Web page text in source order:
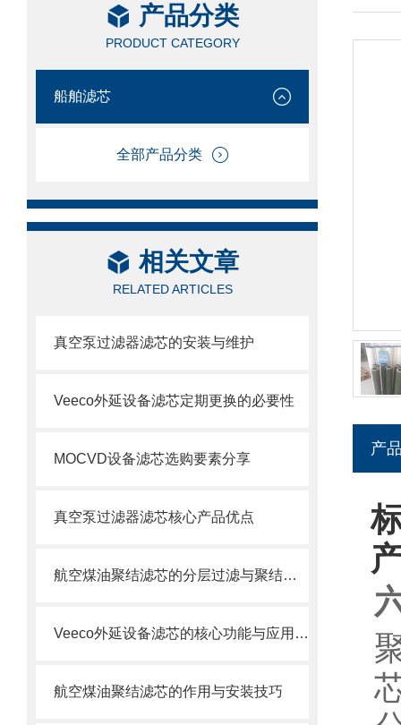
产品分类
PRODUCT CATEGORY
船舶滤芯
全部产品分类
相关文章
RELATED ARTICLES
真空泵过滤器滤芯的安装与维护
Veeco外延设备滤芯定期更换的必要性
MOCVD设备滤芯选购要素分享
真空泵过滤器滤芯核心产品优点
航空煤油聚结滤芯的分层过滤与聚结分离原理
Veeco外延设备滤芯的核心功能与应用场景
航空煤油聚结滤芯的作用与安装技巧
/
产